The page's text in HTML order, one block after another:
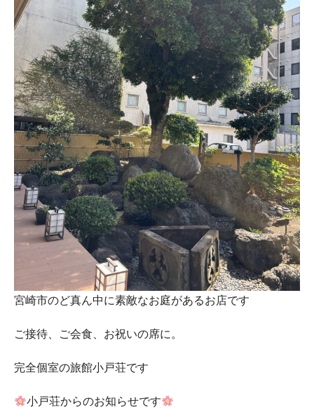
宮崎市のど真ん中に素敵なお庭があるお店です
ご接待、ご会食、お祝いの席に。
完全個室の旅館小戸荘です
小戸荘からのお知らせです